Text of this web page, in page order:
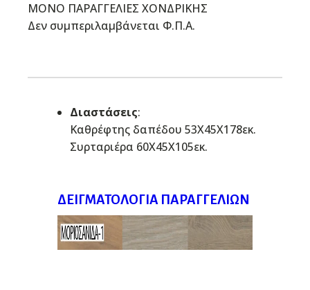
ΜΟΝΟ ΠΑΡΑΓΓΕΛΙΕΣ ΧΟΝΔΡΙΚΗΣ
Δεν συμπεριλαμβάνεται Φ.Π.Α.
Διαστάσεις:
Καθρέφτης δαπέδου 53Χ45Χ178εκ.
Συρταριέρα 60Χ45Χ105εκ.
ΔΕΙΓΜΑΤΟΛΌΓΙΑ ΠΑΡΑΓΓΕΛΙΏΝ